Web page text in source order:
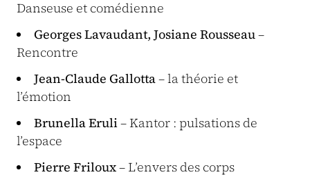
Danseuse et comédienne
Georges Lavaudant, Josiane Rousseau–
Rencontre
Jean-Claude Gallotta– la théorie et
l’émotion
Brunella Eruli– Kantor : pulsations de
l’espace
Pierre Friloux– L’envers des corps